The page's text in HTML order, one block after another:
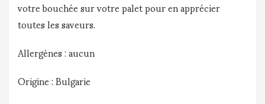
votre bouchée sur votre palet pour en apprécier
toutes les saveurs.
Allergènes : aucun
Origine : Bulgarie